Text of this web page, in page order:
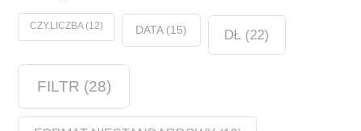
CZY.LICZBA(12) DATA(15) DŁ (22)
FILTR (28)